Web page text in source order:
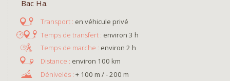
Bac Ha.
en véhicule privé
environ 3 h
environ 2 h
environ 100 km
+ 100 m / - 200 m